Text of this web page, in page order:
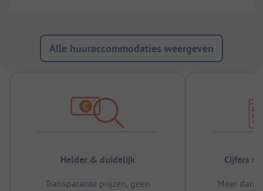
Alle huuraccommodaties weergeven
Helder & duidelijk
Transparante prijzen, geen
Cijfers
Meer dan